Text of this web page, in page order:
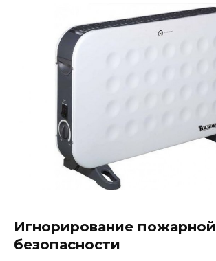
Игнорирование пожарной
безопасности